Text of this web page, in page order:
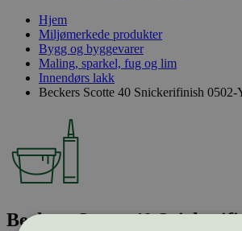
Hjem
Miljømerkede produkter
Bygg og byggevarer
Maling, sparkel, fug og lim
Innendørs lakk
Beckers Scotte 40 Snickerifinish 0502-
Beckers Scotte 40